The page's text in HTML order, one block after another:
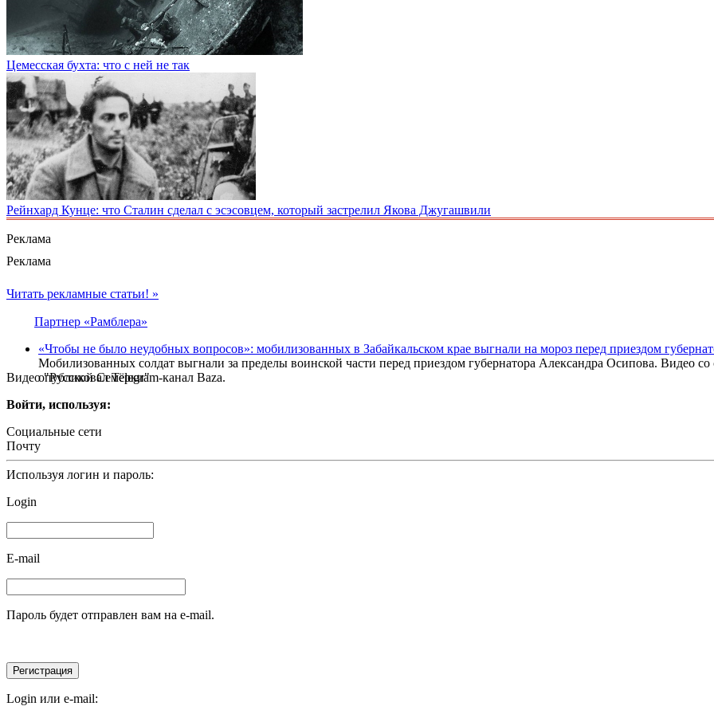
Цемесская бухта: что с ней не так
Рейнхард Кунце: что Сталин сделал с эсэсовцем, который застрелил Якова Джугашвили
Реклама
Реклама
Видео "Русской Семёрки"
Читать рекламные статьи! »
Партнер «Рамблера»
«Чтобы не было неудобных вопросов»: мобилизованных в Забайкальском крае выгнали на мороз перед приездом
Мобилизованных солдат выгнали за пределы воинской части перед приездом губернатора Александра Осипова. Видео
опубликовал Telegram-канал Baza.
Войти, используя:
Социальные сети
Почту
Используя логин и пароль:
Login
E-mail
Пароль будет отправлен вам на e-mail.
Login или e-mail: